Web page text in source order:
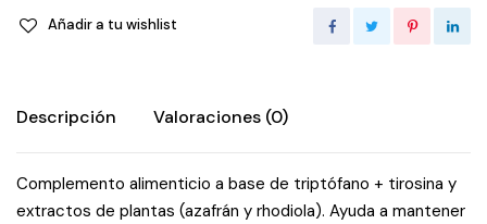
Añadir a tu wishlist
Descripción Valoraciones (0)
Complemento alimenticio a base de triptófano + tirosina y
extractos de plantas (azafrán y rhodiola). Ayuda a mantener